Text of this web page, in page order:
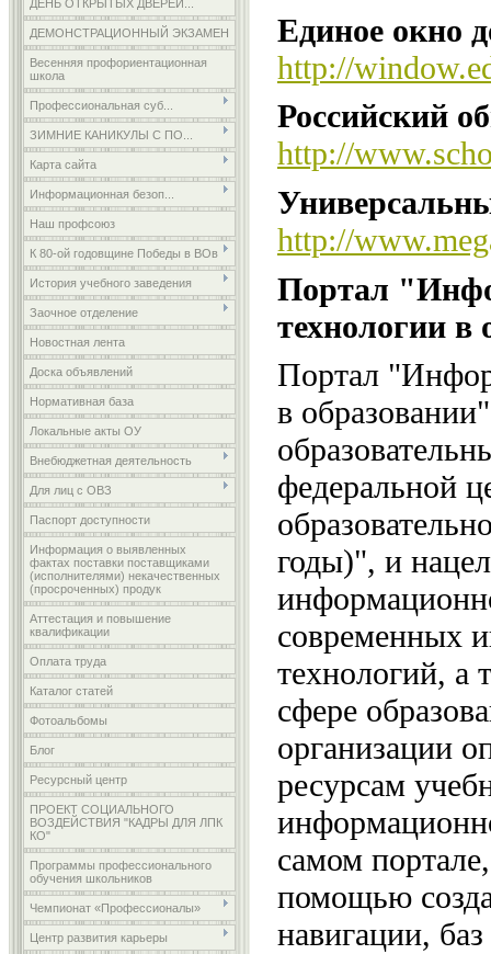
ДЕНЬ ОТКРЫТЫХ ДВЕРЕЙ...
ДЕМОНСТРАЦИОННЫЙ ЭКЗАМЕН
Весенняя профориентационная
школа
Профессиональная суб...
ЗИМНИЕ КАНИКУЛЫ С ПО...
Карта сайта
Информационная безоп...
Наш профсоюз
К 80-ой годовщине Победы в ВОв
История учебного заведения
Заочное отделение
Новостная лента
Доска объявлений
Нормативная база
Локальные акты ОУ
Внебюджетная деятельность
Для лиц с ОВЗ
Паспорт доступности
Информация о выявленных
фактах поставки поставщиками
(исполнителями) некачественных
(просроченных) продук
Аттестация и повышение
квалификации
Оплата труда
Каталог статей
Фотоальбомы
Блог
Ресурсный центр
ПРОЕКТ СОЦИАЛЬНОГО
ВОЗДЕЙСТВИЯ "КАДРЫ ДЛЯ ЛПК
КО"
Программы профессионального
обучения школьников
Чемпионат «Профессионалы»
Центр развития карьеры
Единое окно
http://
Российский
http://
http://
Портал
технологии в
Портал
в
федеральной
годы)", и
современных
технологий, а
сфере
организации
ресурсам
самом
помощью
навигации,